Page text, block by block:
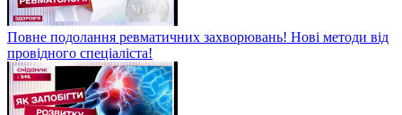
Повне подолання ревматичних захворювань! Нові методи від
провідного спеціаліста!